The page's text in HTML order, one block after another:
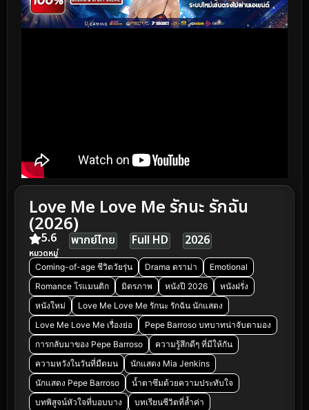
Love Me Love Me รักนะ รักฉัน
(2026)
5.6 พากย์ไทย Full HD 2026
หมวดหมู่
Coming-of-age ชีวิตวัยรุ่น Drama ดราม่า
Emotional
Romance โรแมนติก
มิตรภาพ หนังปี 2026
หนังฝรั่ง
หนังใหม่
Love Me Love Me รักนะ รักฉัน นักแสดง
Love Me Love Me เรื่องย่อ
Pepe Barroso บทบาทน่าจับตามอง
การกลับมาของ Pepe Barroso
ความรู้สึกดีๆ ที่มีให้กัน
ความหวังในวันที่มืดมน
นักแสดง Mia Jenkins
นักแสดง Pepe Barroso
น้ำตาซึมด้วยความประทับใจ
บทพิสูจน์หัวใจที่บอบบาง
บทเรียนชีวิตที่ล้ำค่า